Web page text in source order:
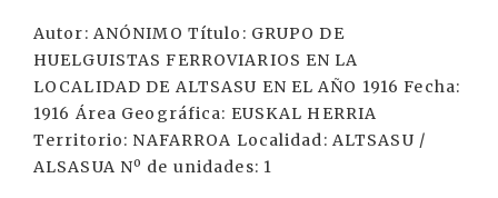
Autor: ANÓNIMO Título: GRUPO DE
HUELGUISTAS FERROVIARIOS EN LA
LOCALIDAD DE ALTSASU EN EL AÑO 1916 Fecha:
1916 Área Geográfica: EUSKAL HERRIA
Territorio: NAFARROA Localidad: ALTSASU /
ALSASUA Nº de unidades: 1